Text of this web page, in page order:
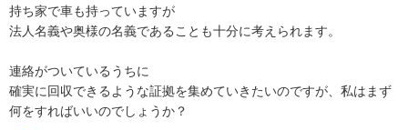
持ち家で車も持っていますが
法人名義や奥様の名義であることも十分に考えられます。
連絡がついているうちに
確実に回収できるような証拠を集めていきたいのですが、私はまず
何をすればいいのでしょうか？